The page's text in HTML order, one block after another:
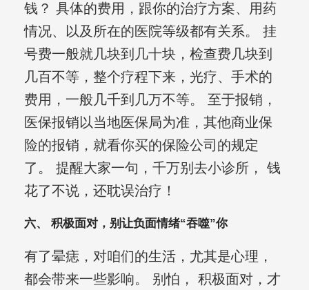
钱？ 具体的费用，跟你的治疗方案、用药
情况、以及所在的医院等级都有关系。 挂
号费一般就几块到几十块，检查费几块到
几百不等，整个疗程下来，光疗、手术的
费用，一般几千到几万不等。 至于报销，
医保报销以当地医保局为准，其他商业保
险的报销，就看你买的保险公司的规定
了。 提醒大家一句，千万别去小诊所， 钱
花了不说，还耽误治疗！
六、 积极面对，别让负面情绪“吞噬”你
有了晕痣，对咱们的生活，尤其是心理，
都会带来一些影响。 别怕， 积极面对，才